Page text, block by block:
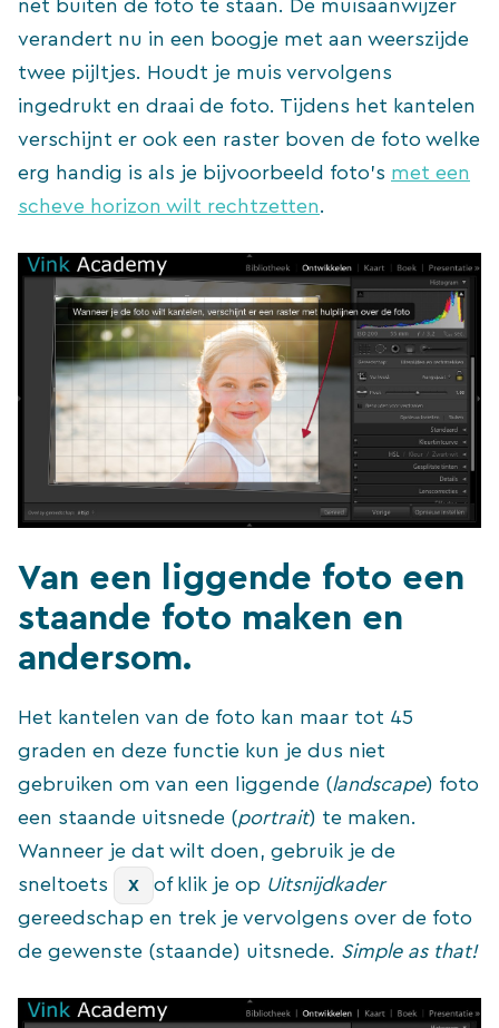
net buiten de foto te staan. De muisaanwijzer
verandert nu in een boogje met aan weerszijde
twee pijltjes. Houdt je muis vervolgens
ingedrukt en draai de foto. Tijdens het kantelen
verschijnt er ook een raster boven de foto welke
erg handig is als je bijvoorbeeld foto’s met een
scheve horizon wilt rechtzetten.
Van een liggende foto een
staande foto maken en
andersom.
Het kantelen van de foto kan maar tot 45
graden en deze functie kun je dus niet
gebruiken om van een liggende (landscape) foto
een staande uitsnede (portrait) te maken.
Wanneer je dat wilt doen, gebruik je de
sneltoets
X of klik je op Uitsnijdkader
gereedschap en trek je vervolgens over de foto
de gewenste (staande) uitsnede. Simple as that!